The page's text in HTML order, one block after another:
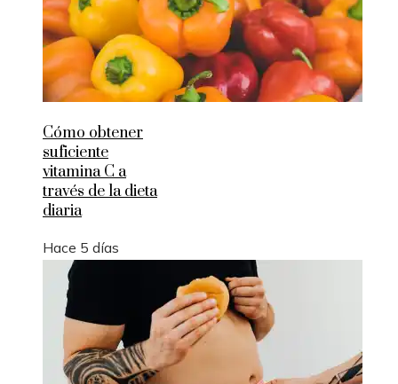
Cómo obtener
suficiente
vitamina C a
través de la dieta
diaria
Hace 5 días